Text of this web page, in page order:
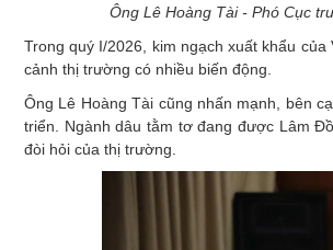
Ông Lê Hoàng Tài - Phó Cục
Trong quý I/2026, kim ngạch xuất khẩu
cảnh thị trường có nhiều biến động.
Ông Lê Hoàng Tài cũng nhấn mạnh, bên
triển. Ngành dâu tằm tơ đang được Lâm
đòi hỏi của thị trường.